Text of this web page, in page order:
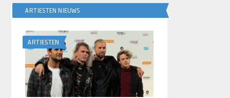
ARTIESTEN NIEUWS
ARTIESTEN